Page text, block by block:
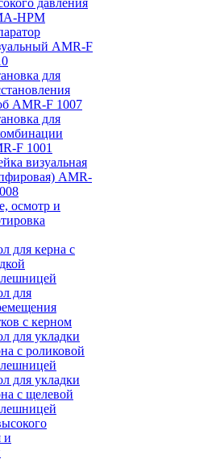
давления
HPM
AMR-F
для
AMR-F 1007
для
F 1001
визуальная
AMR-
осмотр и
для керна с
для
с керном
для укладки
с роликовой
для укладки
с щелевой
и